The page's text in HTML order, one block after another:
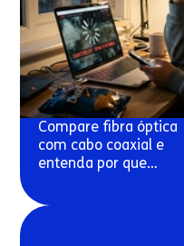
Compare fibra óptica
com cabo coaxial e
entenda por que
costumam travar mais.